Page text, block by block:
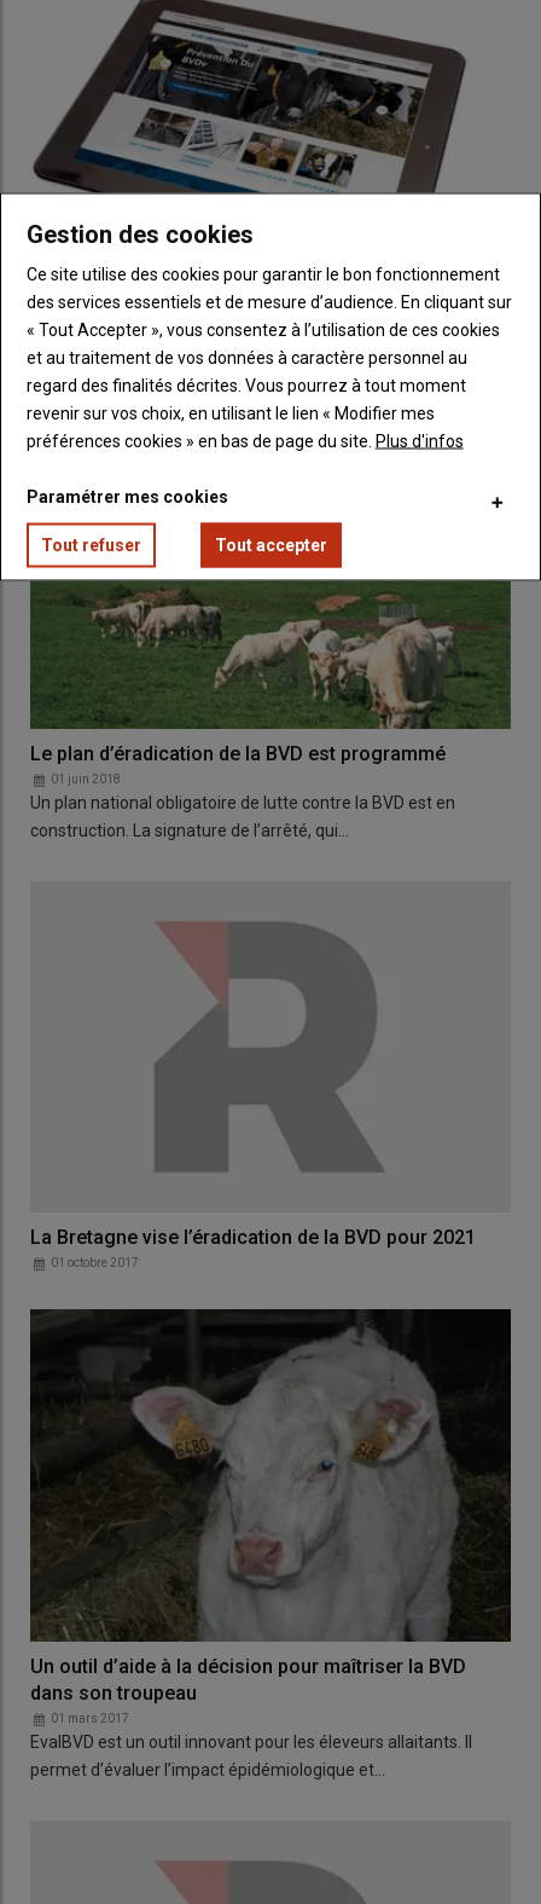
Ceva lance une grande enquête sur la BVD
29 janvier 2019
Le plan d’éradication de la BVD est programmé
01 juin 2018
Un plan national obligatoire de lutte contre la BVD est en
construction. La signature de l’arrêté, qui…
La Bretagne vise l’éradication de la BVD pour 2021
01 octobre 2017
Un outil d’aide à la décision pour maîtriser la BVD
dans son troupeau
01 mars 2017
EvalBVD est un outil innovant pour les éleveurs allaitants. Il
permet d’évaluer l’impact épidémiologique et…
Gestion des cookies
Ce site utilise des cookies pour garantir le bon fonctionnement
des services essentiels et de mesure d’audience. En cliquant sur
« Tout Accepter », vous consentez à l’utilisation de ces cookies
et au traitement de vos données à caractère personnel au
regard des finalités décrites. Vous pourrez à tout moment
revenir sur vos choix, en utilisant le lien « Modifier mes
préférences cookies » en bas de page du site. Plus d'infos
Paramétrer mes cookies
Tout refuser Tout accepter